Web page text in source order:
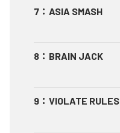
7 ： ASIA SMASH
8 ： BRAIN JACK
9 ： VIOLATE RULES